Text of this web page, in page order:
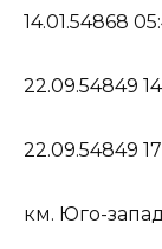
14.01.54868
22.09.54849
22.09.54849
км. Юго-